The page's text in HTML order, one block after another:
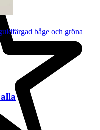
båge och gröna